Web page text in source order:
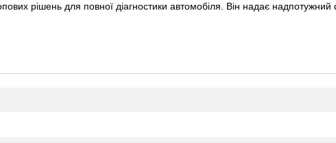
рішень для повної діагностики автомобіля. Він надає